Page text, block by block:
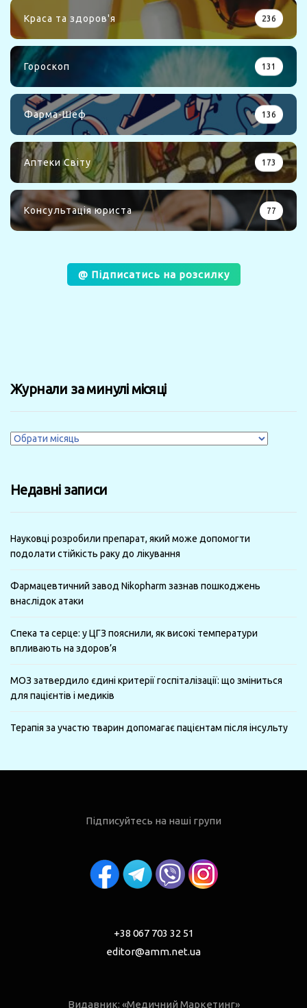
Краса та здоров'я 236
Гороскоп 131
Фарма-Шеф 136
Аптеки Світу 173
Консультація юриста 77
@ Підписатись на розсилку
Журнали за минулі місяці
Журнали
місяці
Недавні записи
Науковці розробили препарат, який може допомогти
подолати стійкість раку до лікування
Фармацевтичний завод Nikopharm зазнав пошкоджень
внаслідок атаки
Спека та серце: у ЦГЗ пояснили, як високі температури
впливають на здоров’я
МОЗ затвердило єдині критерії госпіталізації: що зміниться
для пацієнтів і медиків
Терапія за участю тварин допомагає пацієнтам після інсульту
Підписуйтесь на наші групи
+38 067 703 32 51
editor@amm.net.ua
Видавник: «Медичний Маркетинг»